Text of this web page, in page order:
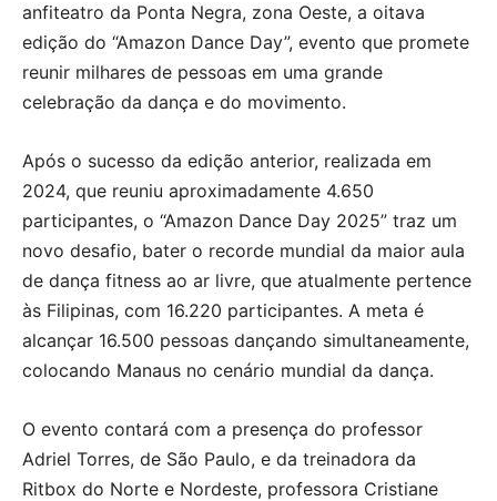
anfiteatro da Ponta Negra, zona Oeste, a oitava
edição do “Amazon Dance Day”, evento que promete
reunir milhares de pessoas em uma grande
celebração da dança e do movimento.
Após o sucesso da edição anterior, realizada em
2024, que reuniu aproximadamente 4.650
participantes, o “Amazon Dance Day 2025” traz um
novo desafio, bater o recorde mundial da maior aula
de dança fitness ao ar livre, que atualmente pertence
às Filipinas, com 16.220 participantes. A meta é
alcançar 16.500 pessoas dançando simultaneamente,
colocando Manaus no cenário mundial da dança.
O evento contará com a presença do professor
Adriel Torres, de São Paulo, e da treinadora da
Ritbox do Norte e Nordeste, professora Cristiane